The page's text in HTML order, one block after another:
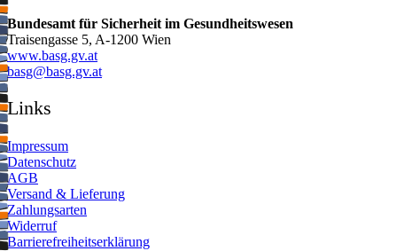
Bundesamt für Sicherheit im Gesundheitswesen
Traisengasse 5, A-1200 Wien
www.basg.gv.at
ta.vg.gsab@gsab
Links
Impressum
Datenschutz
AGB
Versand & Lieferung
Zahlungsarten
Widerruf
Barrierefreiheitserklärung